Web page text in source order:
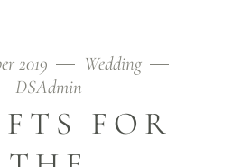
2019
Wedding
DSAdmin
FOR